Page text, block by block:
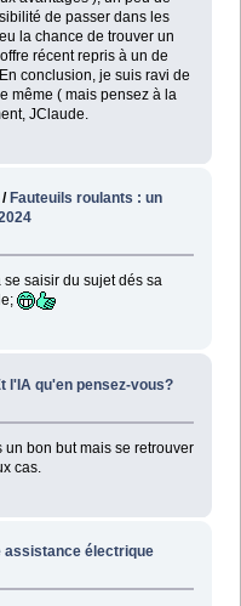
de passer dans les
la chance de trouver un
récent repris à un de
conclusion, je suis ravi de
même ( mais pensez à la
JClaude.
/ Fauteuils roulants : un
saisir du sujet dés sa
l'IA qu'en pensez-vous?
bon but mais se retrouver
cas.
assistance électrique